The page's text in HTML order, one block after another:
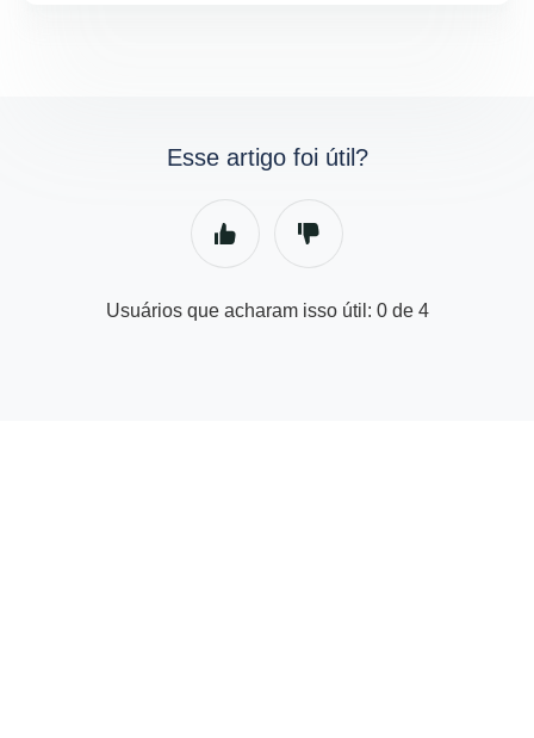
Esse artigo foi útil?
Usuários que acharam isso útil: 0 de 4